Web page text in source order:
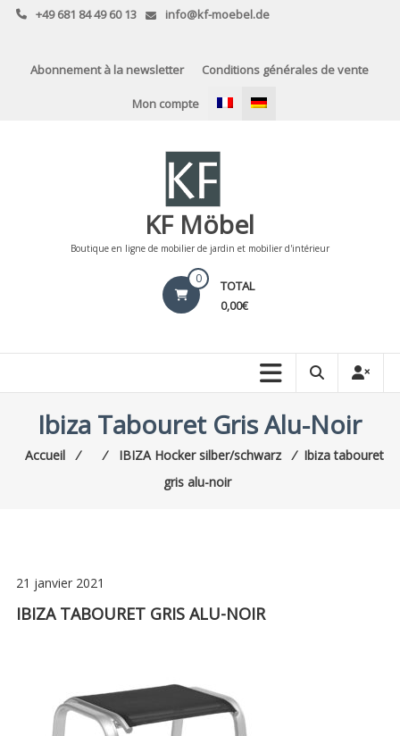
Skip
+49 681 84 49 60 13 info@kf-moebel.de
Abonnement à la newsletter Conditions générales de vente
Mon compte
KF Möbel
Boutique en ligne de mobilier de jardin et mobilier d'intérieur
0 TOTAL
0,00€
Ibiza Tabouret Gris Alu-Noir
Accueil ⁄ ⁄ IBIZA Hocker silber/schwarz ⁄ Ibiza tabouret
gris alu-noir
21 janvier 2021
IBIZA TABOURET GRIS ALU-NOIR